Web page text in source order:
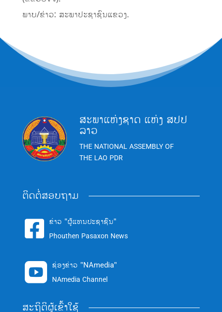
ພາບ/ຂ່າວ: ສະພາປະຊາຊົນແຂວງ.
ສະພາແຫ່ງຊາດ ແຫ່ງ ສປປ
ລາວ
THE NATIONAL ASSEMBLY OF
THE LAO PDR
ຕິດຕໍ່ສອບຖາມ
 ຂ່າວ "ຜູ້ແທນປະຊາຊົນ"
Phouthen Pasaxon News
 ຊ່ອງຂ່າວ "NAmedia"
NAmedia Channel
ສະຖິຕິຜູ້ເຂົ້າໃຊ້